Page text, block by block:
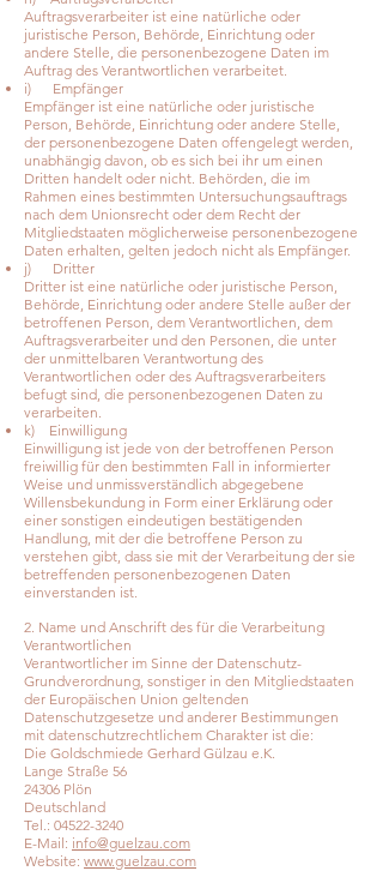
Auftragsverarbeiter ist eine natürliche oder
juristische Person, Behörde, Einrichtung oder
andere Stelle, die personenbezogene Daten im
Auftrag des Verantwortlichen verarbeitet.
i) Empfänger
Empfänger ist eine natürliche oder juristische
Person, Behörde, Einrichtung oder andere Stelle,
der personenbezogene Daten offengelegt werden,
unabhängig davon, ob es sich bei ihr um einen
Dritten handelt oder nicht. Behörden, die im
Rahmen eines bestimmten Untersuchungsauftrags
nach dem Unionsrecht oder dem Recht der
Mitgliedstaaten möglicherweise personenbezogene
Daten erhalten, gelten jedoch nicht als Empfänger.
j) Dritter
Dritter ist eine natürliche oder juristische Person,
Behörde, Einrichtung oder andere Stelle außer der
betroffenen Person, dem Verantwortlichen, dem
Auftragsverarbeiter und den Personen, die unter
der unmittelbaren Verantwortung des
Verantwortlichen oder des Auftragsverarbeiters
befugt sind, die personenbezogenen Daten zu
verarbeiten.
k) Einwilligung
Einwilligung ist jede von der betroffenen Person
freiwillig für den bestimmten Fall in informierter
Weise und unmissverständlich abgegebene
Willensbekundung in Form einer Erklärung oder
einer sonstigen eindeutigen bestätigenden
Handlung, mit der die betroffene Person zu
verstehen gibt, dass sie mit der Verarbeitung der sie
betreffenden personenbezogenen Daten
einverstanden ist.
2. Name und Anschrift des für die Verarbeitung
Verantwortlichen
Verantwortlicher im Sinne der Datenschutz-
Grundverordnung, sonstiger in den Mitgliedstaaten
der Europäischen Union geltenden
Datenschutzgesetze und anderer Bestimmungen
mit datenschutzrechtlichem Charakter ist die:
Die Goldschmiede Gerhard Gülzau e.K.
Lange Straße 56
24306 Plön
Deutschland
Tel.: 04522-3240
E-Mail: info@guelzau.com
Website: www.guelzau.com